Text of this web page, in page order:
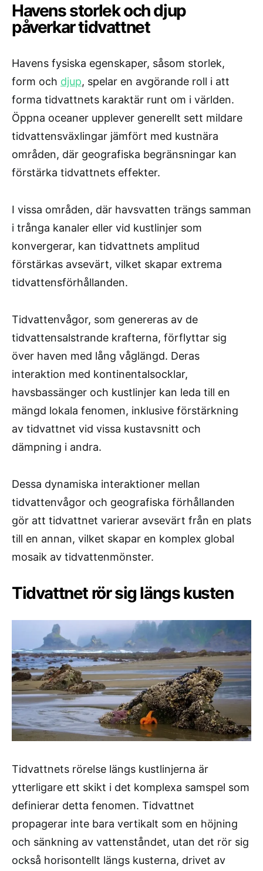
Havens storlek och djup
påverkar tidvattnet
Havens fysiska egenskaper, såsom storlek,
form och djup, spelar en avgörande roll i att
forma tidvattnets karaktär runt om i världen.
Öppna oceaner upplever generellt sett mildare
tidvattensväxlingar jämfört med kustnära
områden, där geografiska begränsningar kan
förstärka tidvattnets effekter.
I vissa områden, där havsvatten trängs samman
i trånga kanaler eller vid kustlinjer som
konvergerar, kan tidvattnets amplitud
förstärkas avsevärt, vilket skapar extrema
tidvattensförhållanden.
Tidvattenvågor, som genereras av de
tidvattensalstrande krafterna, förflyttar sig
över haven med lång våglängd. Deras
interaktion med kontinentalsocklar,
havsbassänger och kustlinjer kan leda till en
mängd lokala fenomen, inklusive förstärkning
av tidvattnet vid vissa kustavsnitt och
dämpning i andra.
Dessa dynamiska interaktioner mellan
tidvattenvågor och geografiska förhållanden
gör att tidvattnet varierar avsevärt från en plats
till en annan, vilket skapar en komplex global
mosaik av tidvattenmönster.
Tidvattnet rör sig längs kusten
Tidvattnets rörelse längs kustlinjerna är
ytterligare ett skikt i det komplexa samspel som
definierar detta fenomen. Tidvattnet
propagerar inte bara vertikalt som en höjning
och sänkning av vattenståndet, utan det rör sig
också horisontellt längs kusterna, drivet av